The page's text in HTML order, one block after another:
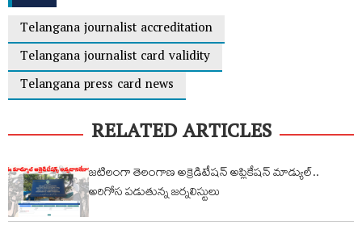
Telangana journalist accreditation
Telangana journalist card validity
Telangana press card news
RELATED ARTICLES
జటిలంగా తెలంగాణ అక్రెడిటేషన్ అప్లికేషన్ మాడ్యుల్..
అరిగోస పడుతున్న జర్నలిస్టులు